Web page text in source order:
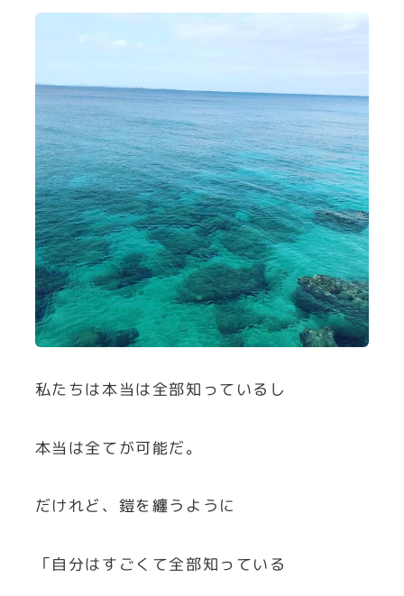
私たちは本当は全部知っているし
本当は全てが可能だ。
だけれど、鎧を纏うように
「自分はすごくて全部知っている